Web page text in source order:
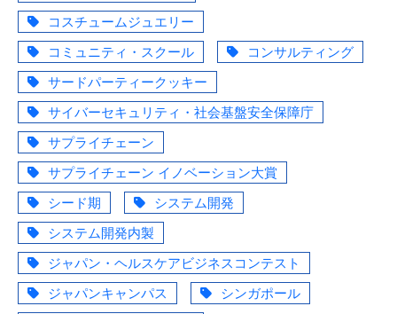
コスチュームジュエリー
コミュニティ・スクール
コンサルティング
サードパーティークッキー
サイバーセキュリティ・社会基盤安全保障庁
サプライチェーン
サプライチェーン イノベーション大賞
シード期
システム開発
システム開発内製
ジャパン・ヘルスケアビジネスコンテスト
ジャパンキャンパス
シンガポール